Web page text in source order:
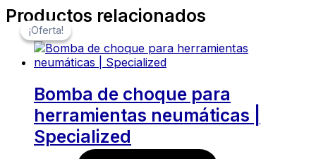
Productos relacionados
Bomba de choque para
herramientas neumáticas |
Specialized
¡Oferta!
¡Oferta!